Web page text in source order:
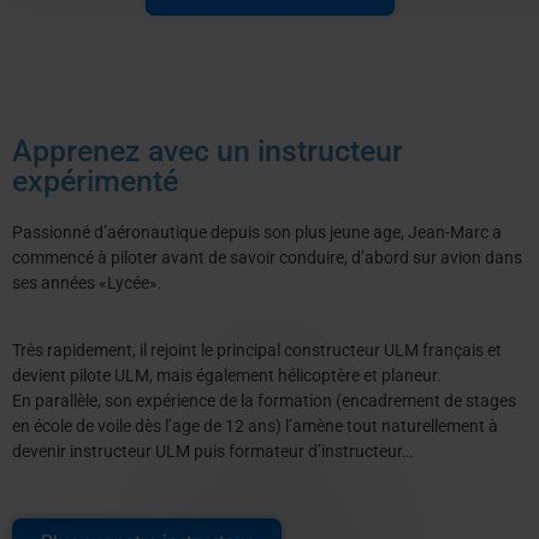
Apprenez avec un instructeur
expérimenté
Passionné d’aéronautique depuis son plus jeune age, Jean-Marc a
commencé à piloter avant de savoir conduire, d’abord sur avion dans
ses années «Lycée».
Très rapidement, il rejoint le principal constructeur ULM français et
devient pilote ULM, mais également hélicoptère et planeur.
En parallèle, son expérience de la formation (encadrement de stages
en école de voile dès l’age de 12 ans) l’amène tout naturellement à
devenir instructeur ULM puis formateur d’instructeur…